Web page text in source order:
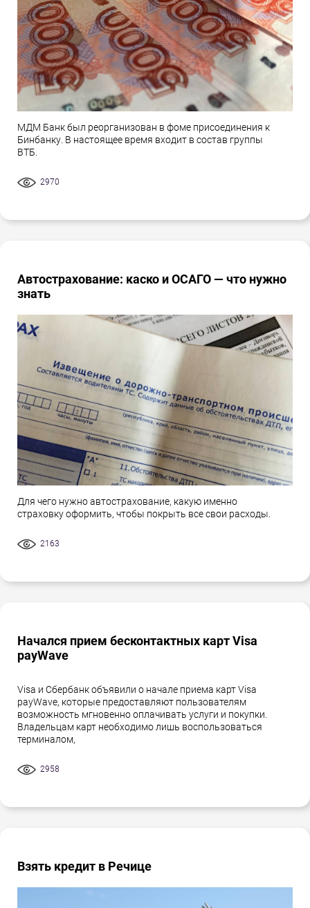
МДМ Банк был реорганизован в фоме присоединения к
Бинбанку. В настоящее время входит в состав группы
ВТБ.
2970
Автострахование: каско и ОСАГО — что нужно
знать
Для чего нужно автострахование, какую именно
страховку оформить, чтобы покрыть все свои расходы.
2163
Начался прием бесконтактных карт Visa
payWave
Visa и Сбербанк объявили о начале приема карт Visa
payWave, которые предоставляют пользователям
возможность мгновенно оплачивать услуги и покупки.
Владельцам карт необходимо лишь воспользоваться
терминалом,
2958
Взять кредит в Речице